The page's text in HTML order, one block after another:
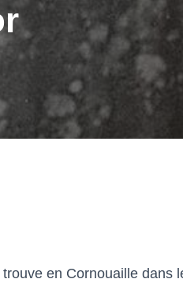
en Cornouaille dans